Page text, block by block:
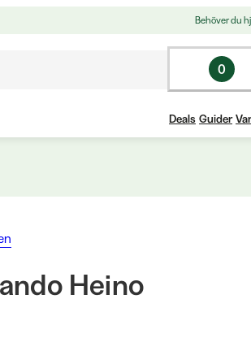
Behöver du
0
Deals Guider
Heino